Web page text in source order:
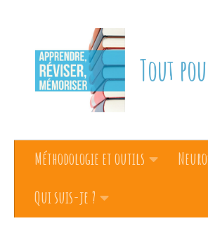
Tout
Méthodologie et outils
Qui suis-je ?